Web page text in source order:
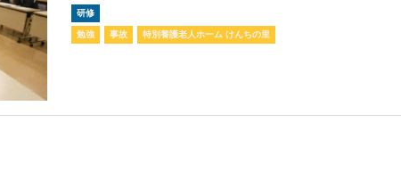
研修
勉強 事故 特別養護老人ホーム けんちの里